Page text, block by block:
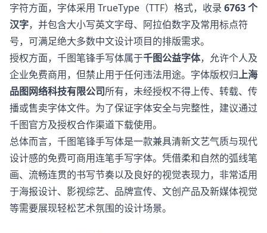
字符方面，字体采用 TrueType（TTF）格式，收录 6763 个
汉字，并包含大小写英文字母、阿拉伯数字及常用标点符
号，可满足绝大多数中文设计项目的排版需求。
授权方面，千图笔锋手写体属于千图公益字体，允许个人及
企业免费商用，但禁止用于任何违法用途。字体版权归上海
品图网络科技有限公司所有，未经授权不得上传、转载、传
播或售卖字体文件。为了保证字体安全与完整性，建议通过
千图官方及授权合作渠道下载使用。
总体而言，千图笔锋手写体是一款兼具清新文艺气质与现代
设计感的免费可商用连笔手写字体。凭借柔和自然的弧线笔
画、流畅连贯的书写节奏以及良好的视觉表现力，非常适用
于海报设计、影视综艺、品牌宣传、文创产品及新媒体视觉
等需要展现轻松艺术氛围的设计场景。